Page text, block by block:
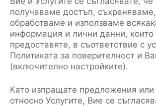
получаваме достъп, съхраняваме,
обработваме и използваме
информация и лични данни, които
предоставяте, в съответствие с
Политиката за поверителност и
(включително настройките).
Като изпращате предложения или
относно Услугите, Вие се